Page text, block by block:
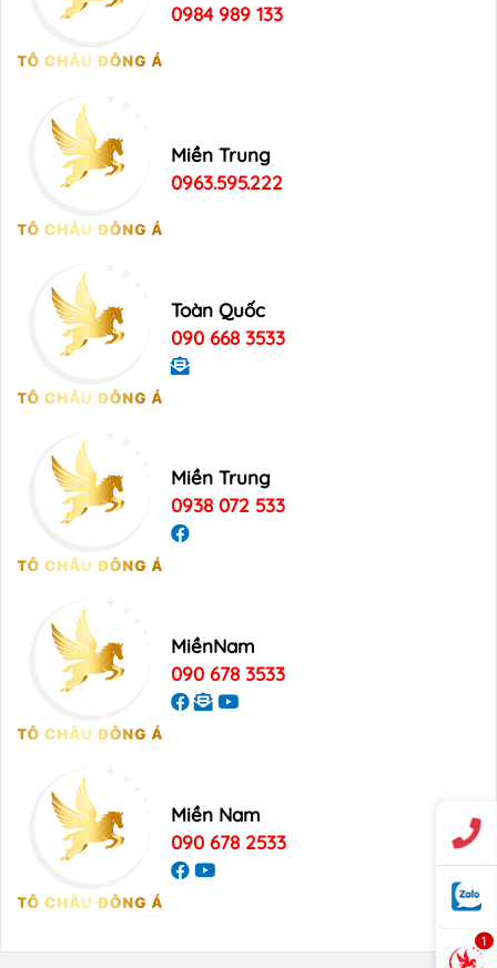
0984 989 133
Miền Trung
0963.595.222
Toàn Quốc
090 668 3533
Miền Trung
0938 072 533
MiềnNam
090 678 3533
Miền Nam
090 678 2533
1